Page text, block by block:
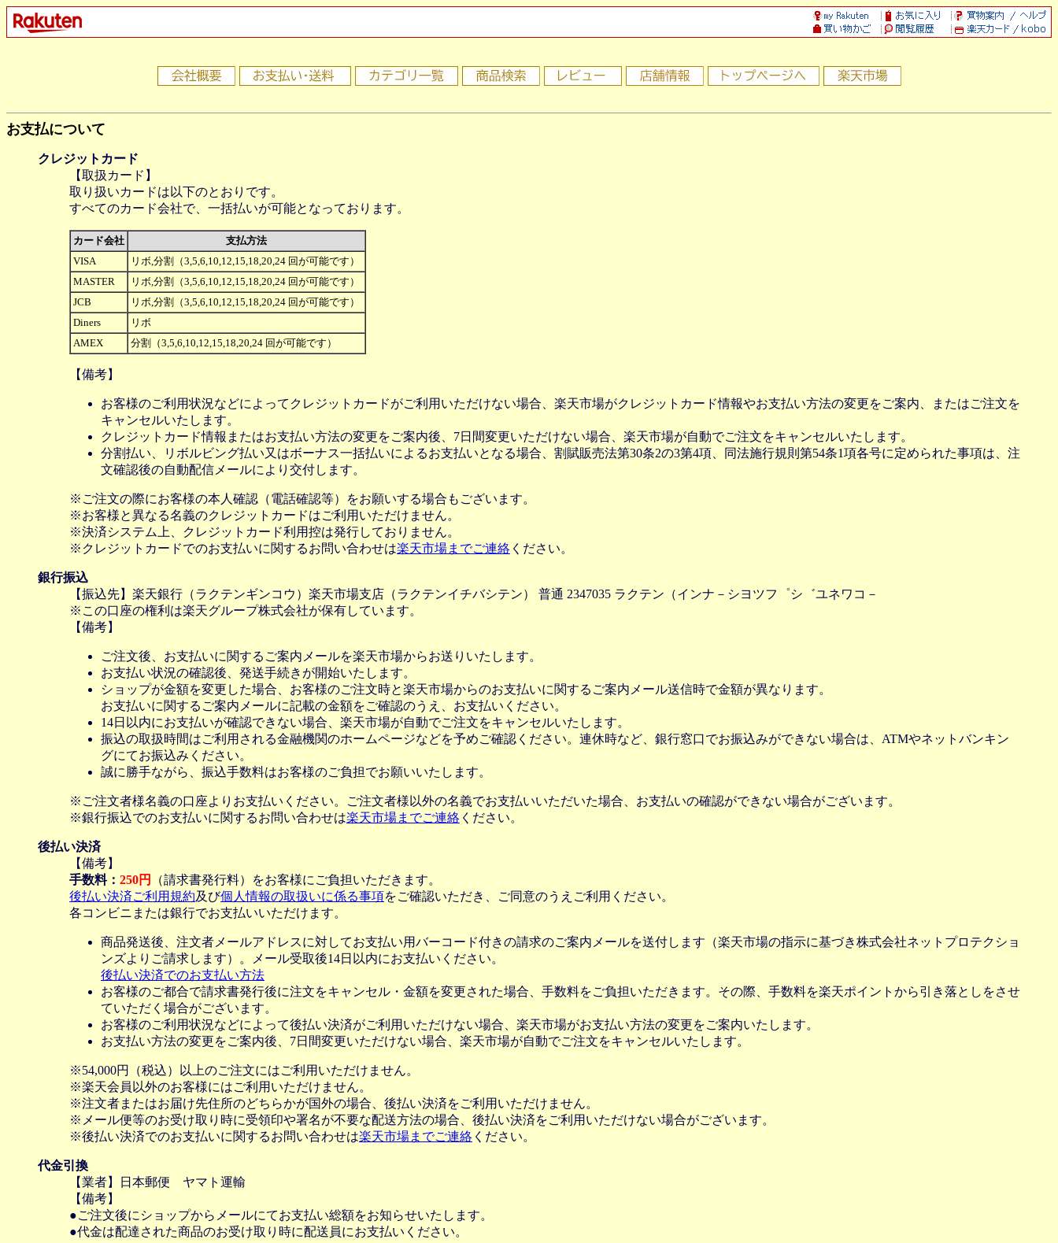
お支払について
クレジットカード
【取扱カード】
取り扱いカードは以下のとおりです。
すべてのカード会社で、一括払いが可能となっております。
カード会社
支払方法
VISA
リボ,分割（3,5,6,10,12,15,18,20,24 回が可能です）
MASTER
リボ,分割（3,5,6,10,12,15,18,20,24 回が可能です）
JCB
リボ,分割（3,5,6,10,12,15,18,20,24 回が可能です）
Diners
リボ
AMEX
分割（3,5,6,10,12,15,18,20,24 回が可能です）
【備考】
お客様のご利用状況などによってクレジットカードがご利用いただけない場合、楽天市場がクレジットカード情報やお支払い方法の変更をご案内、またはご注文を
キャンセルいたします。
クレジットカード情報またはお支払い方法の変更をご案内後、7日間変更いただけない場合、楽天市場が自動でご注文をキャンセルいたします。
分割払い、リボルビング払い又はボーナス一括払いによるお支払いとなる場合、割賦販売法第30条2の3第4項、同法施行規則第54条1項各号に定められた事項は、注
文確認後の自動配信メールにより交付します。
※ご注文の際にお客様の本人確認（電話確認等）をお願いする場合もございます。
※お客様と異なる名義のクレジットカードはご利用いただけません。
※決済システム上、クレジットカード利用控は発行しておりません。
※クレジットカードでのお支払いに関するお問い合わせは楽天市場までご連絡 ください。
銀行振込
【振込先】楽天銀行（ラクテンギンコウ）楽天市場支店（ラクテンイチバシテン） 普通 2347035 ラクテン（インナ－シヨツフ゜シ゛ユネワコ－
※この口座の権利は楽天グループ株式会社が保有しています。
【備考】
ご注文後、お支払いに関するご案内メールを楽天市場からお送りいたします。
お支払い状況の確認後、発送手続きが開始いたします。
ショップが金額を変更した場合、お客様のご注文時と楽天市場からのお支払いに関するご案内メール送信時で金額が異なります。
お支払いに関するご案内メールに記載の金額をご確認のうえ、お支払いください。
14日以内にお支払いが確認できない場合、楽天市場が自動でご注文をキャンセルいたします。
振込の取扱時間はご利用される金融機関のホームページなどを予めご確認ください。連休時など、銀行窓口でお振込みができない場合は、ATMやネットバンキン
グにてお振込みください。
誠に勝手ながら、振込手数料はお客様のご負担でお願いいたします。
※ご注文者様名義の口座よりお支払いください。ご注文者様以外の名義でお支払いいただいた場合、お支払いの確認ができない場合がございます。
※銀行振込でのお支払いに関するお問い合わせは楽天市場までご連絡 ください。
後払い決済
【備考】
手数料： 250円
（請求書発行料）をお客様にご負担いただきます。
後払い決済ご利用規約及び個人情報の取扱いに係る事項をご確認いただき、ご同意のうえご利用ください。
各コンビニまたは銀行でお支払いいただけます。
商品発送後、注文者メールアドレスに対してお支払い用バーコード付きの請求のご案内メールを送付します（楽天市場の指示に基づき株式会社ネットプロテクショ
ンズよりご請求します）。メール受取後14日以内にお支払いください。
後払い決済でのお支払い方法
お客様のご都合で請求書発行後に注文をキャンセル・金額を変更された場合、手数料をご負担いただきます。その際、手数料を楽天ポイントから引き落としをさせ
ていただく場合がございます。
お客様のご利用状況などによって後払い決済がご利用いただけない場合、楽天市場がお支払い方法の変更をご案内いたします。
お支払い方法の変更をご案内後、7日間変更いただけない場合、楽天市場が自動でご注文をキャンセルいたします。
※54,000円（税込）以上のご注文にはご利用いただけません。
※楽天会員以外のお客様にはご利用いただけません。
※注文者またはお届け先住所のどちらかが国外の場合、後払い決済をご利用いただけません。
※メール便等のお受け取り時に受領印や署名が不要な配送方法の場合、後払い決済をご利用いただけない場合がございます。
※後払い決済でのお支払いに関するお問い合わせは楽天市場までご連絡 ください。
代金引換
【業者】日本郵便 ヤマト運輸
【備考】
●ご注文後にショップからメールにてお支払い総額をお知らせいたします。
●代金は配達された商品のお受け取り時に配送員にお支払いください。